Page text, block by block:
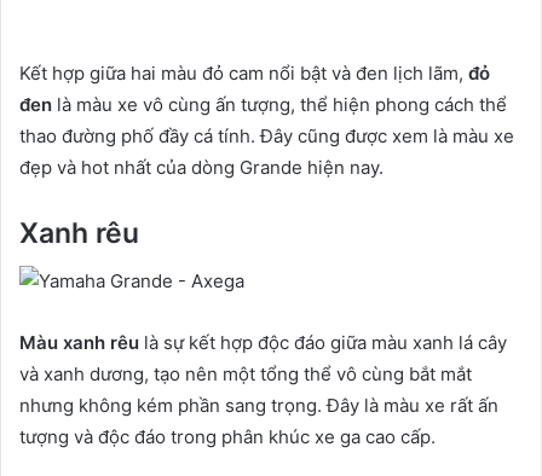
Kết hợp giữa hai màu đỏ cam nổi bật và đen lịch lãm, đỏ
đen là màu xe vô cùng ấn tượng, thể hiện phong cách thể
thao đường phố đầy cá tính. Đây cũng được xem là màu xe
đẹp và hot nhất của dòng Grande hiện nay.
Xanh rêu
Màu xanh rêu là sự kết hợp độc đáo giữa màu xanh lá cây
và xanh dương, tạo nên một tổng thể vô cùng bắt mắt
nhưng không kém phần sang trọng. Đây là màu xe rất ấn
tượng và độc đáo trong phân khúc xe ga cao cấp.